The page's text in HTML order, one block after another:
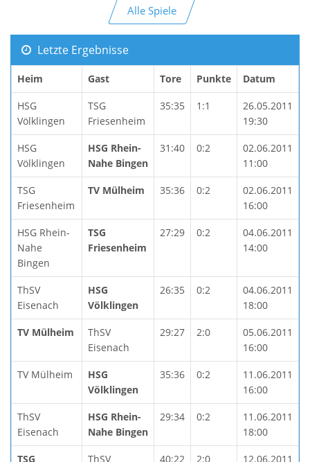
Alle Spiele
Letzte Ergebnisse
Heim Gast Tore Punkte Datum
HSG
Völklingen
TSG
Friesenheim
35:35 1:1
26.05.2011
19:30
HSG
Völklingen
HSG Rhein-
Nahe Bingen
31:40 0:2
02.06.2011
11:00
TSG
Friesenheim
TV Mülheim 35:36 0:2
02.06.2011
16:00
HSG Rhein-
Nahe
Bingen
TSG
Friesenheim
27:29 0:2
04.06.2011
14:00
ThSV
Eisenach
HSG
Völklingen
26:35 0:2
04.06.2011
18:00
TV Mülheim
ThSV
Eisenach
29:27 2:0
05.06.2011
16:00
TV Mülheim
HSG
Völklingen
35:36 0:2
11.06.2011
16:00
ThSV
Eisenach
HSG Rhein-
Nahe Bingen
29:34 0:2
11.06.2011
18:00
TSG
ThSV
40:22 2:0
12.06.2011